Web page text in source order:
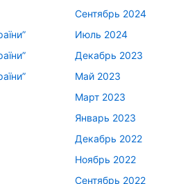
Сентябрь 2024
Июль 2024
Декабрь 2023
Май 2023
Март 2023
Январь 2023
Декабрь 2022
Ноябрь 2022
Сентябрь 2022